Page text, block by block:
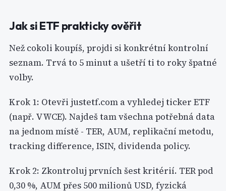
Jak si ETF prakticky ověřit
Než cokoli koupíš, projdi si konkrétní kontrolní
seznam. Trvá to 5 minut a ušetří ti to roky špatné
volby.
Krok 1: Otevři justetf.com a vyhledej ticker ETF
(např. VWCE). Najdeš tam všechna potřebná data
na jednom místě - TER, AUM, replikační metodu,
tracking difference, ISIN, dividenda policy.
Krok 2: Zkontroluj prvních šest kritérií. TER pod
0,30 %, AUM přes 500 milionů USD, fyzická